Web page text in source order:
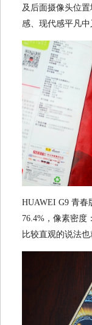
及后面摄像头位
感、现代感平凡中
HUAWEI G9 青春
76.4%，像素密度
比较直观的说法